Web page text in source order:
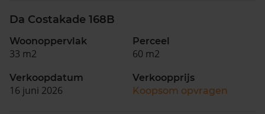
Da Costakade 168B
Woonoppervlak
33 m2
Perceel
60 m2
Verkoopdatum
16 juni 2026
Verkoopprijs
Koopsom opvragen